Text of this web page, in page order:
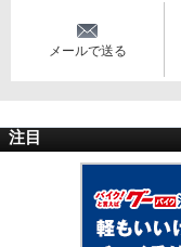
メールで送る
注目